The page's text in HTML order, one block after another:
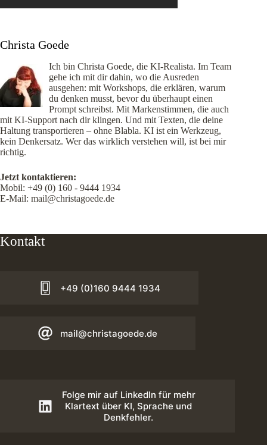
Christa Goede
Ich bin Christa Goede, die KI-Realista. Im Team
gehe ich mit dir dahin, wo die Ausreden
ausgehen: mit Workshops, die erklären, warum
du denken musst, bevor du überhaupt einen
Prompt schreibst. Mit Markenstimmen, die auch
mit KI-Support nach dir klingen. Und mit Texten, die deine
Haltung transportieren – ohne Blabla. KI ist ein Werkzeug,
kein Denkersatz. Wer das wirklich verstehen will, ist bei mir
richtig.
Jetzt kontaktieren:
Mobil: +49 (0) 160 - 9444 1934
E-Mail: mail@christagoede.de
Kontakt
+49 (0)160 9444 1934
mail@christagoede.de
Folge mir auf LinkedIn für mehr
Klartext über KI, Sprache und
Denkfehler.